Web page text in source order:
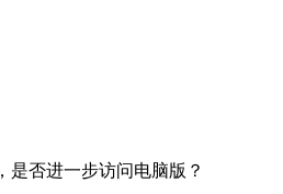
是否进一步访问电脑版？